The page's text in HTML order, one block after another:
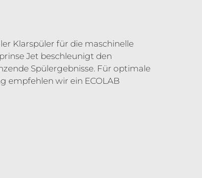
Klarspüler für die maschinelle
Jet beschleunigt den
Spülergebnisse. Für optimale
empfehlen wir ein ECOLAB